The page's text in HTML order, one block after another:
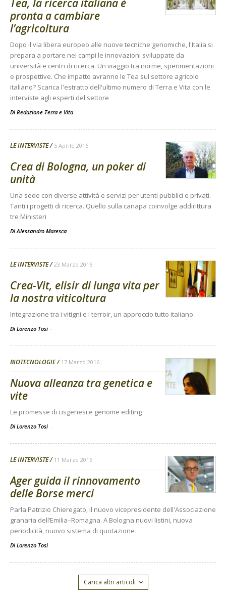
Tea, la ricerca italiana è
pronta a cambiare
l’agricoltura
Dopo il via libera europeo alle nuove tecniche genomiche, l'Italia si
prepara a portare nei campi le innovazioni sviluppate da
università e centri di ricerca. Un viaggio tra norme, sperimentazioni
e prospettive. Che impatto avranno le Tea sul settore agricolo
italiano? Scarica l'estratto dell'ultimo numero di Terra e Vita con le
interviste agli esperti del settore
Di Redazione Terra e Vita
LE INTERVISTE 5 Aprile 2016
Crea di Bologna, un poker di
unità
Una sede con diverse attività e servizi per utenti pubblici e privati.
Tanti i progetti di ricerca. Quello sulla canapa coinvolge addirittura
tre Ministeri
Di Alessandro Maresca -
LE INTERVISTE 23 Marzo 2016
Crea-Vit, elisir di lunga vita per
la nostra viticoltura
Integrazione tra i vitigni e i terroir, un approccio tutto italiano
Di Lorenzo Tosi -
BIOTECNOLOGIE 17 Marzo 2016
Nuova alleanza tra genetica e
vite
Le promesse di cisgenesi e genome editing
Di Lorenzo Tosi -
LE INTERVISTE 11 Marzo 2016
Ager guida il rinnovamento
delle Borse merci
Parla Patrizio Chieregato, il nuovo vicepresidente dell'Associazione
granaria dell’Emilia–Romagna. A Bologna nuovi listini, nuova
periodicità, nuovo sistema di quotazione
Di Lorenzo Tosi -
Carica altri articoli